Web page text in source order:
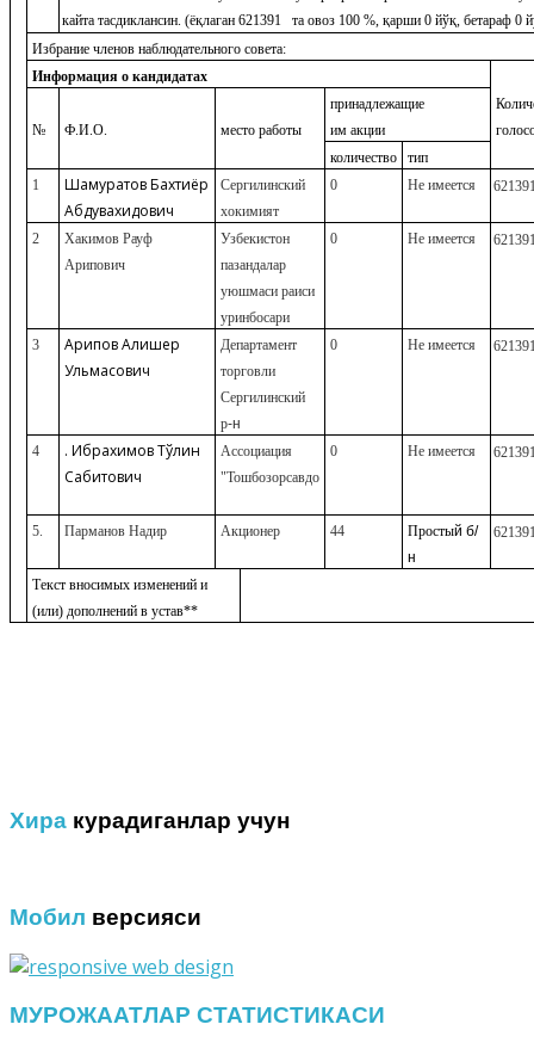
кайта тасдиклансин. (ёқлаган 621391 та овоз 100 %, қарши 0 йўқ, бетараф 0
Избрание членов наблюдательного совета:
Информация о кандидатах
№ Ф.И.О. место работы
принадлежащие
им акции
количество
тип
1
Шамуратов Бахтиёр
Абдувахидович
Сергилинский
хокимият
0 Не имеется
2
Хакимов Рауф
Арипович
Узбекистон
пазандалар
уюшмаси раиси
уринбосари
0 Не имеется
3 АриповАлишер
Ульмасович
Департамент
торговли
Сергилинский
р-н
0 Не имеется
4 . Ибрахимов Тўлқин
Сабитович
Ассоциация
"Тошбозорсавдо
0 Не имеется
5. Парманов Надир Акционер 44 Простый б/
н
Текст вносимых изменений и
(или) дополнений в устав**
Хира курадиганлар учун
Мобил версияси
МУРОЖААТЛАР СТАТИСТИКАСИ